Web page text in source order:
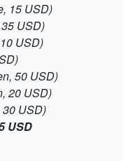
15 USD)
USD)
USD)
50 USD)
20 USD)
30 USD)
USD